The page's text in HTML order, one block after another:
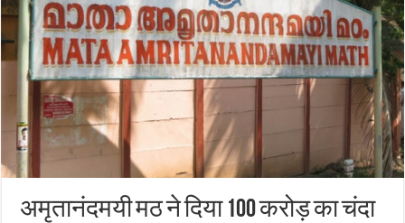
अमृतानंदमयी मठ ने दिया 100 करोड़ का चंदा